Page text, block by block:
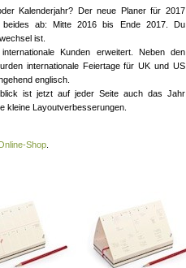
Kalenderjahr? Der neue Planer für 2017
ab: Mitte 2016 bis Ende 2017. Du
ist.
Kunden erweitert. Neben den
internationale Feiertage für UK und US
englisch.
ist jetzt auf jeder Seite auch das Jahr
kleine Layoutverbesserungen.
Shop